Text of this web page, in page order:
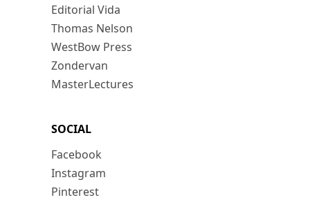
Editorial Vida
Thomas Nelson
WestBow Press
Zondervan
MasterLectures
SOCIAL
Facebook
Instagram
Pinterest